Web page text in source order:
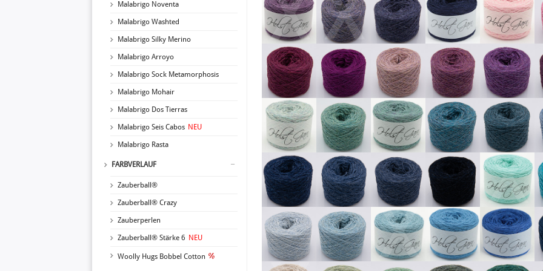
Malabrigo Noventa
Malabrigo Washted
Malabrigo Silky Merino
Malabrigo Arroyo
Malabrigo Sock Metamorphosis
Malabrigo Mohair
Malabrigo Dos Tierras
Malabrigo Seis Cabos NEU
Malabrigo Rasta
FARBVERLAUF
Zauberball®
Zauberball® Crazy
Zauberperlen
Zauberball® Stärke 6 NEU
Woolly Hugs Bobbel Cotton
X X
X
X